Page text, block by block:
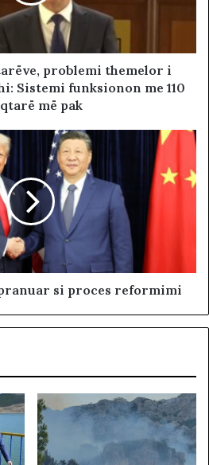
problemi themelor i
Sistemi funksionon me 110
më pak
si proces reformimi